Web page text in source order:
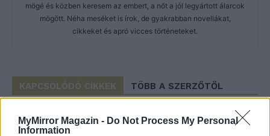
MyMirror Magazin - Do Not Process My Personal
Information
mögé és közben keresem az embert, a nőt a jól legyártott álarcok
mögött. Néha meséket is írok, de gyakrabban novellákat,
cikkeket és apró vicces történeteket.
KAPCSOLÓDÓ CIKKEK TÖBB A SZERZŐTŐL
Minka 14. rész